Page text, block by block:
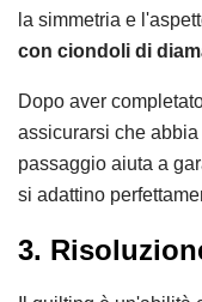
la simmetria e
con ciondoli di
Dopo aver
assicurarsi che
passaggio aiuta a
si adattino
3.